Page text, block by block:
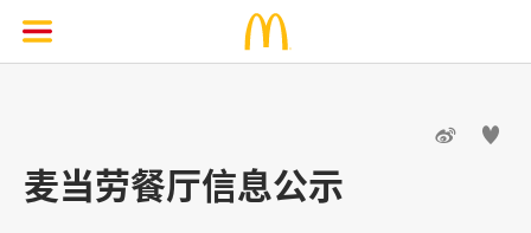
 
麦当劳餐厅信息公示